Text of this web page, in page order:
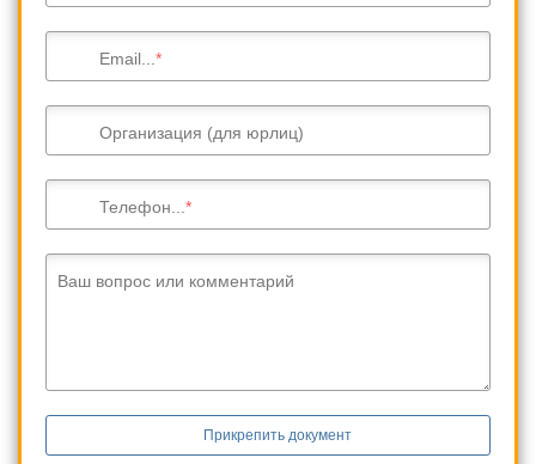
Email...
Организация (для юрлиц)
Телефон...
Ваш вопрос или комментарий
Прикрепить документ